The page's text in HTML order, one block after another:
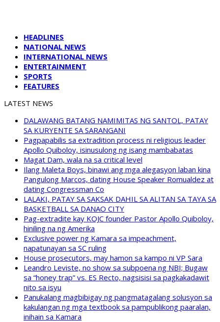
HEADLINES
NATIONAL NEWS
INTERNATIONAL NEWS
ENTERTAINMENT
SPORTS
FEATURES
LATEST NEWS
DALAWANG BATANG NAMIMITAS NG SANTOL, PATAY
SA KURYENTE SA SARANGANI
Pagpapabilis sa extradition process ni religious leader
Apollo Quiboloy, isinusulong ng isang mambabatas
Magat Dam, wala na sa critical level
Ilang Maleta Boys, binawi ang mga alegasyon laban kina
Pangulong Marcos, dating House Speaker Romualdez at
dating Congressman Co
LALAKI, PATAY SA SAKSAK DAHIL SA ALITAN SA TAYA SA
BASKETBALL SA DANAO CITY
Pag-extradite kay KOJC founder Pastor Apollo Quiboloy,
hiniling na ng Amerika
Exclusive power ng Kamara sa impeachment,
napatunayan sa SC ruling
House prosecutors, may hamon sa kampo ni VP Sara
Leandro Leviste, no show sa subpoena ng NBI; Bugaw
sa “honey trap” vs. ES Recto, nagsisisi sa pagkakadawit
nito sa isyu
Panukalang magbibigay ng pangmatagalang solusyon sa
kakulangan ng mga textbook sa pampublikong paaralan,
inihain sa Kamara